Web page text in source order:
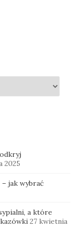
2025
jak wybrać
a które
27 kwietnia